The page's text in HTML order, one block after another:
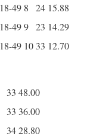
18-49 8 24 15.88
18-499 23 14.29
18-49 10 33 12.70
33 48.00
33 36.00
3428.80